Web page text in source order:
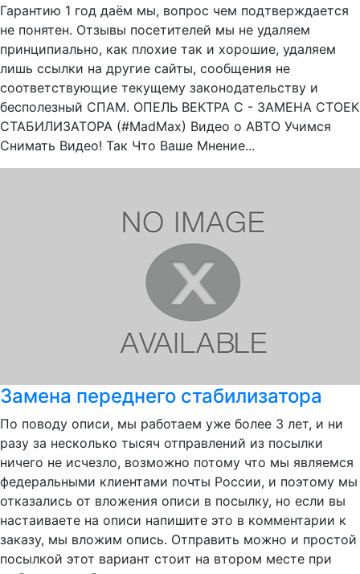
Гарантию 1 год даём мы, вопрос чем подтверждается
не понятен. Отзывы посетителей мы не удаляем
принципиально, как плохие так и хорошие, удаляем
лишь ссылки на другие сайты, сообщения не
соответствующие текущему законодательству и
бесполезный СПАМ. ОПЕЛЬ ВЕКТРА С - ЗАМЕНА СТОЕК
СТАБИЛИЗАТОРА (#MadMax) Видео о АВТО Учимся
Снимать Видео! Так Что Ваше Мнение...
Замена переднего стабилизатора
По поводу описи, мы работаем уже более 3 лет, и ни
разу за несколько тысяч отправлений из посылки
ничего не исчезло, возможно потому что мы являемся
федеральными клиентами почты России, и поэтому мы
отказались от вложения описи в посылку, но если вы
настаиваете на описи напишите это в комментарии к
заказу, мы вложим опись. Отправить можно и простой
посылкой этот вариант стоит на втором месте при